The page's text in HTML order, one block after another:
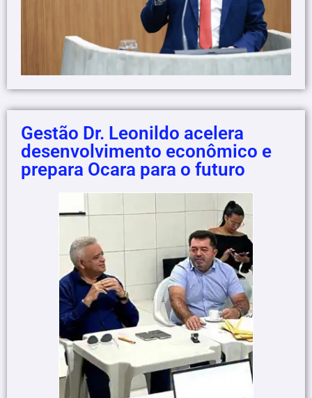
Gestão Dr. Leonildo acelera
desenvolvimento econômico e
prepara Ocara para o futuro